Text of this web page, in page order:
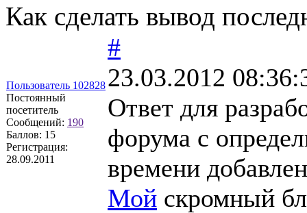
Как сделать вывод
Пользователь 102828
Постоянный
посетитель
Сообщений: 190
Баллов: 15
Регистрация:
28.09.2011
#
23.03.2012
Ответ для
форума с
времени
Мой скромный